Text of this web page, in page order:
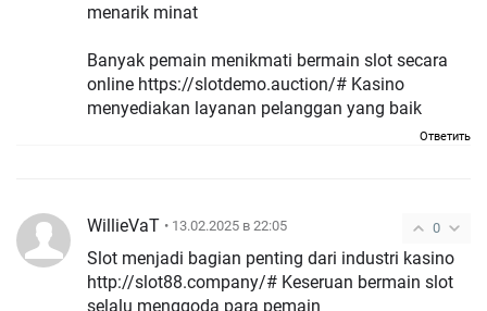
menarik minat
Banyak pemain menikmati bermain slot secara
online https://slotdemo.auction/# Kasino
menyediakan layanan pelanggan yang baik
Ответить
0
WillieVaT • 13.02.2025 в 22:05
Slot menjadi bagian penting dari industri kasino
http://slot88.company/# Keseruan bermain slot
selalu menggoda para pemain